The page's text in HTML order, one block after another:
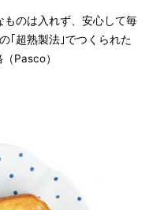
のは入れず、安心して毎
｢超熟製法｣でつくられた
Pasco）